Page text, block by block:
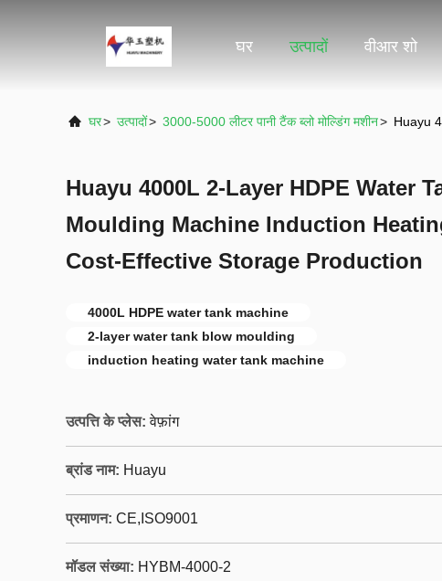
घर उत्पादों वीआर शो
घर> उत्पादों> 3000-5000 लीटर पानी टैंक ब्लो मोल्डिंग मशीन> Huayu
Huayu 4000L 2-Layer HDPE Water
Moulding Machine Induction
Cost-Effective Storage Production
4000L HDPE water tank machine
2-layer water tank blow moulding
induction heating water tank machine
उत्पत्ति के प्लेस: वेफ़ांग
ब्रांड नाम: Huayu
प्रमाणन: CE,ISO9001
मॉडल संख्या: HYBM-4000-2